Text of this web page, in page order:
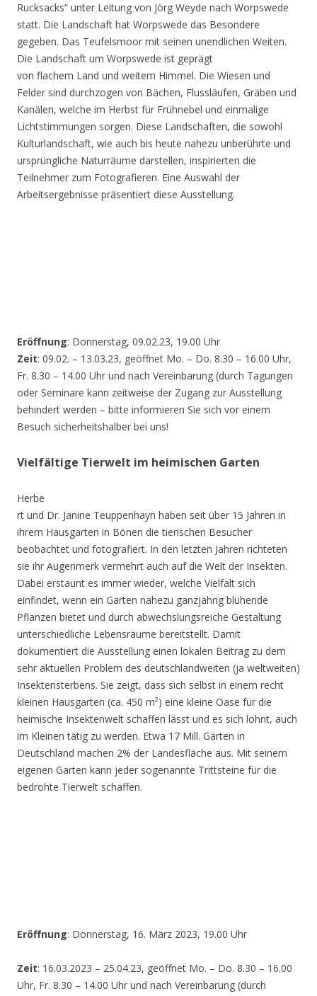
Rucksacks“ unter Leitung von Jörg Weyde nach Worpswede
statt. Die Landschaft hat Worpswede das Besondere
gegeben. Das Teufelsmoor mit seinen unendlichen Weiten.
Die Landschaft um Worpswede ist geprägt
von flachem Land und weitem Himmel. Die Wiesen und
Felder sind durchzogen von Bächen, Flussläufen, Gräben und
Kanälen, welche im Herbst für Frühnebel und einmalige
Lichtstimmungen sorgen. Diese Landschaften, die sowohl
Kulturlandschaft, wie auch bis heute nahezu unberührte und
ursprüngliche Naturräume darstellen, inspirierten die
Teilnehmer zum Fotografieren. Eine Auswahl der
Arbeitsergebnisse präsentiert diese Ausstellung.
Eröffnung: Donnerstag, 09.02.23, 19.00 Uhr
Zeit: 09.02. – 13.03.23, geöffnet Mo. – Do. 8.30 – 16.00 Uhr,
Fr. 8.30 – 14.00 Uhr und nach Vereinbarung (durch Tagungen
oder Seminare kann zeitweise der Zugang zur Ausstellung
behindert werden – bitte informieren Sie sich vor einem
Besuch sicherheitshalber bei uns!
Vielfältige Tierwelt im heimischen Garten
Herbe
rt und Dr. Janine Teuppenhayn haben seit über 15 Jahren in
ihrem Hausgarten in Bönen die tierischen Besucher
beobachtet und fotografiert. In den letzten Jahren richteten
sie ihr Augenmerk vermehrt auch auf die Welt der Insekten.
Dabei erstaunt es immer wieder, welche Vielfalt sich
einfindet, wenn ein Garten nahezu ganzjährig blühende
Pflanzen bietet und durch abwechslungsreiche Gestaltung
unterschiedliche Lebensräume bereitstellt. Damit
dokumentiert die Ausstellung einen lokalen Beitrag zu dem
sehr aktuellen Problem des deutschlandweiten (ja weltweiten)
Insektensterbens. Sie zeigt, dass sich selbst in einem recht
kleinen Hausgarten (ca. 450 m²) eine kleine Oase für die
heimische Insektenwelt schaffen lässt und es sich lohnt, auch
im Kleinen tätig zu werden. Etwa 17 Mill. Gärten in
Deutschland machen 2% der Landesfläche aus. Mit seinem
eigenen Garten kann jeder sogenannte Trittsteine für die
bedrohte Tierwelt schaffen.
Eröffnung: Donnerstag, 16. März 2023, 19.00 Uhr
Zeit: 16.03.2023 – 25.04.23, geöffnet Mo. – Do. 8.30 – 16.00
Uhr, Fr. 8.30 – 14.00 Uhr und nach Vereinbarung (durch